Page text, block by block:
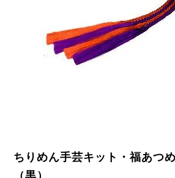
ちりめん手芸キット・福あつ